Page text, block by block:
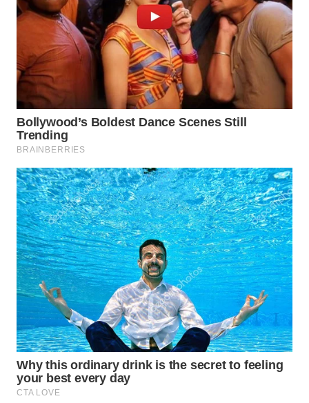
WN DELI
SERDANG
WN
TEBING
TINGGI
WN
WN
KARAWANG
WN
BEKASI
WN
BOGOR
WN
DEPOK